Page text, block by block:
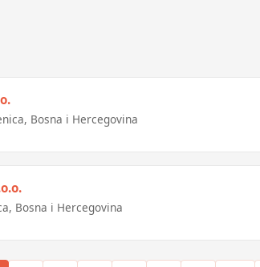
Bosna i Hercegovina
Bosna i Hercegovina